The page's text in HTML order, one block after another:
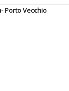
Porto Vecchio